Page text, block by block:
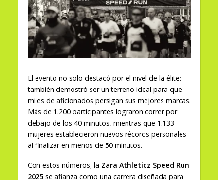
El evento no solo destacó por el nivel de la élite:
también demostró ser un terreno ideal para que
miles de aficionados persigan sus mejores marcas.
Más de 1.200 participantes lograron correr por
debajo de los 40 minutos, mientras que 1.133
mujeres establecieron nuevos récords personales
al finalizar en menos de 50 minutos.
Con estos números, la Zara Athleticz Speed Run
2025se afianza como una carrera diseñada para